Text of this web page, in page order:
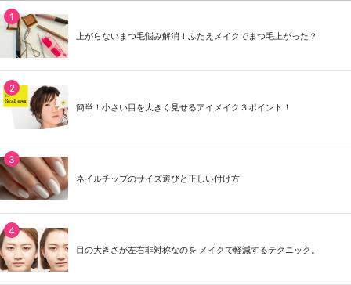
上がらないまつ毛悩み解消！ふたえメイクでまつ毛上がった？
簡単！小さい目を大きく見せるアイメイク３ポイント！
ネイルチップのサイズ選びと正しい付け方
目の大きさが左右非対称なのを メイクで軽減するテクニック。